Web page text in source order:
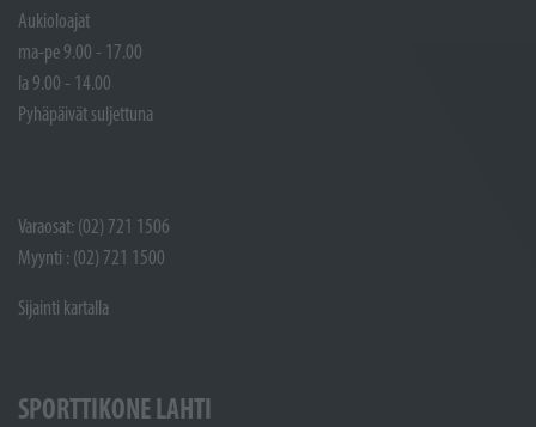
Aukioloajat
ma-pe 9.00 - 17.00
la 9.00 - 14.00
Pyhäpäivät suljettuna
Varaosat: (02) 721 1506
Myynti : (02) 721 1500
Sijainti kartalla
SPORTTIKONE LAHTI